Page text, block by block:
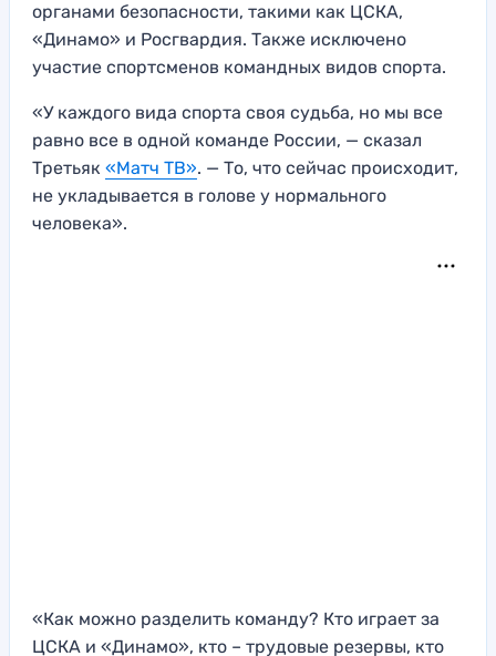
органами безопасности, такими как ЦСКА,
«Динамо» и Росгвардия. Также исключено
участие спортсменов командных видов спорта.
«У каждого вида спорта своя судьба, но мы все
равно все в одной команде России, — сказал
Третьяк «Матч ТВ». — То, что сейчас происходит,
не укладывается в голове у нормального
человека».
«Как можно разделить команду? Кто играет за
ЦСКА и «Динамо», кто – трудовые резервы, кто